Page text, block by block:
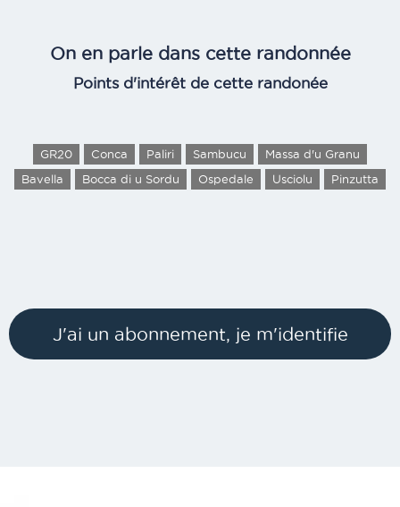
On en parle dans cette randonnée
Points d'intérêt de cette randonée
GR20 Conca Paliri Sambucu
Massa d'u Granu
Bavella
Bocca di u Sordu Ospedale Usciolu Pinzutta
J'ai un abonnement, je m'identifie